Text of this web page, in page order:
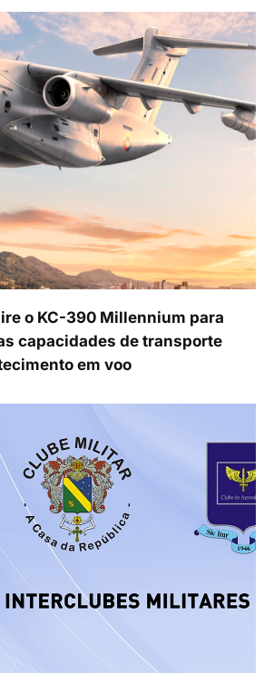
o KC-390 Millennium para
capacidades de transporte
em voo